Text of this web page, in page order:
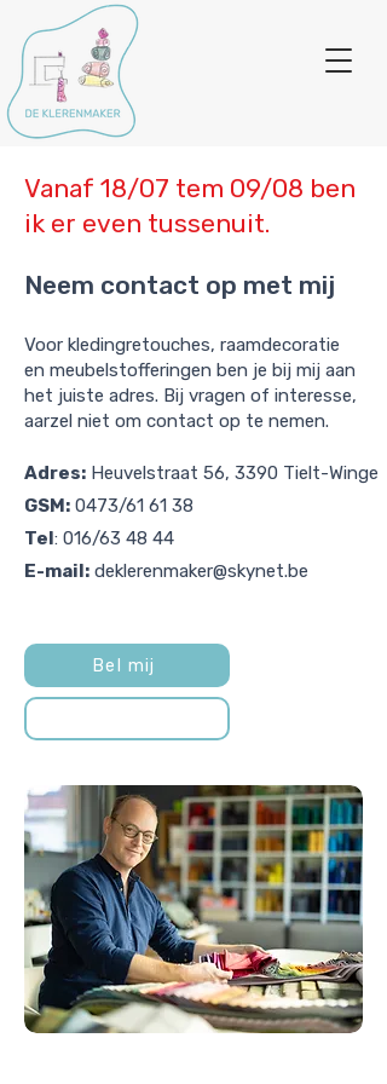
Vanaf 18/07 tem 09/08 ben
ik er even tussenuit.
Neem contact op met mij
Voor kledingretouches, raamdecoratie
en meubelstofferingen ben je bij mij aan
het juiste adres. Bij vragen of interesse,
aarzel niet om contact op te nemen.
Adres: Heuvelstraat 56, 3390 Tielt-Winge
GSM: 0473/61 61 38
Tel: 016/63 48 44
E-mail: deklerenmaker@skynet.be
Bel mij